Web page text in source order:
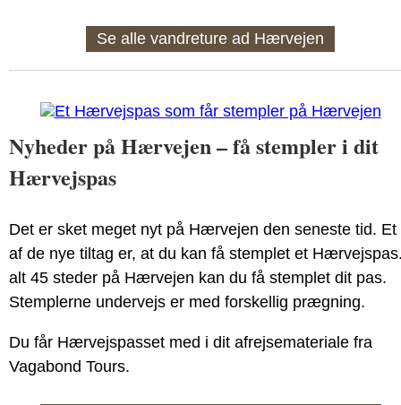
Se alle vandreture ad Hærvejen
Nyheder på Hærvejen – få stempler i dit
Hærvejspas
Det er sket meget nyt på Hærvejen den seneste tid. Et
af de nye tiltag er, at du kan få stemplet et
alt 45 steder på Hærvejen kan du få stemplet dit pas.
Stemplerne undervejs er med forskellig prægning.
Du får Hærvejspasset med i dit afrejsemateriale fra
Vagabond Tours.